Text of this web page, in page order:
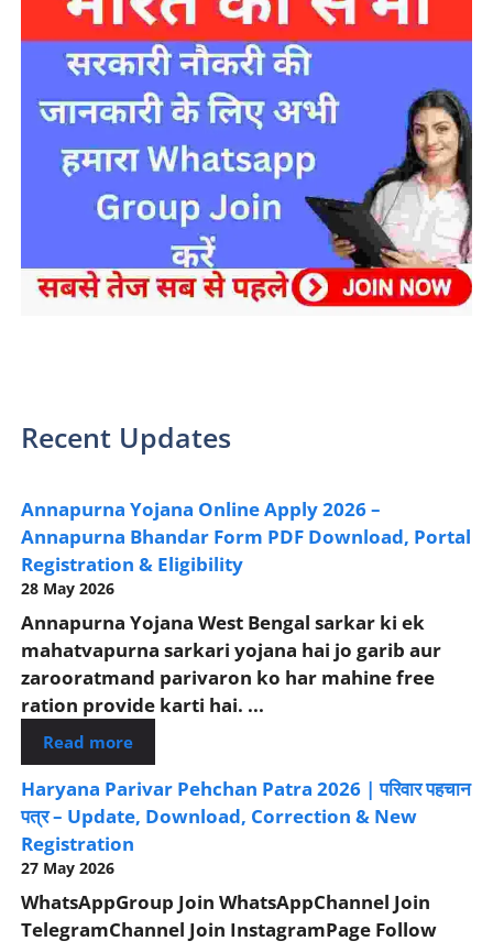
Recent Updates
Annapurna Yojana Online Apply 2026 –
Annapurna Bhandar Form PDF Download, Portal
Registration & Eligibility
28 May 2026
Annapurna Yojana West Bengal sarkar ki ek
mahatvapurna sarkari yojana hai jo garib aur
zarooratmand parivaron ko har mahine free
ration provide karti hai. ...
Read more
Haryana Parivar Pehchan Patra 2026 | परिवार पहचान
पत्र – Update, Download, Correction & New
Registration
27 May 2026
WhatsAppGroup Join WhatsAppChannel Join
TelegramChannel Join InstagramPage Follow